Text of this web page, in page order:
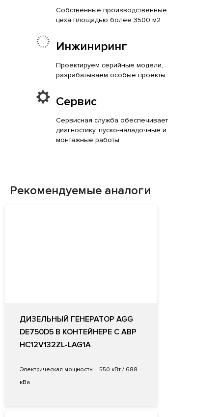
Собственные производственные
цеха площадью более 3500 м2
Инжиниринг
Проектируем серийные модели,
разрабатываем особые проекты
Сервис
Сервисная служба обеспечивает
диагностику, пуско-наладочные и
монтажные работы
Рекомендуемые аналоги
ДИЗЕЛЬНЫЙ ГЕНЕРАТОР AGG
DE750D5 В КОНТЕЙНЕРЕ С АВР
HC12V132ZL-LAG1A
Электрическая мощность:
550 кВт / 688
кВа